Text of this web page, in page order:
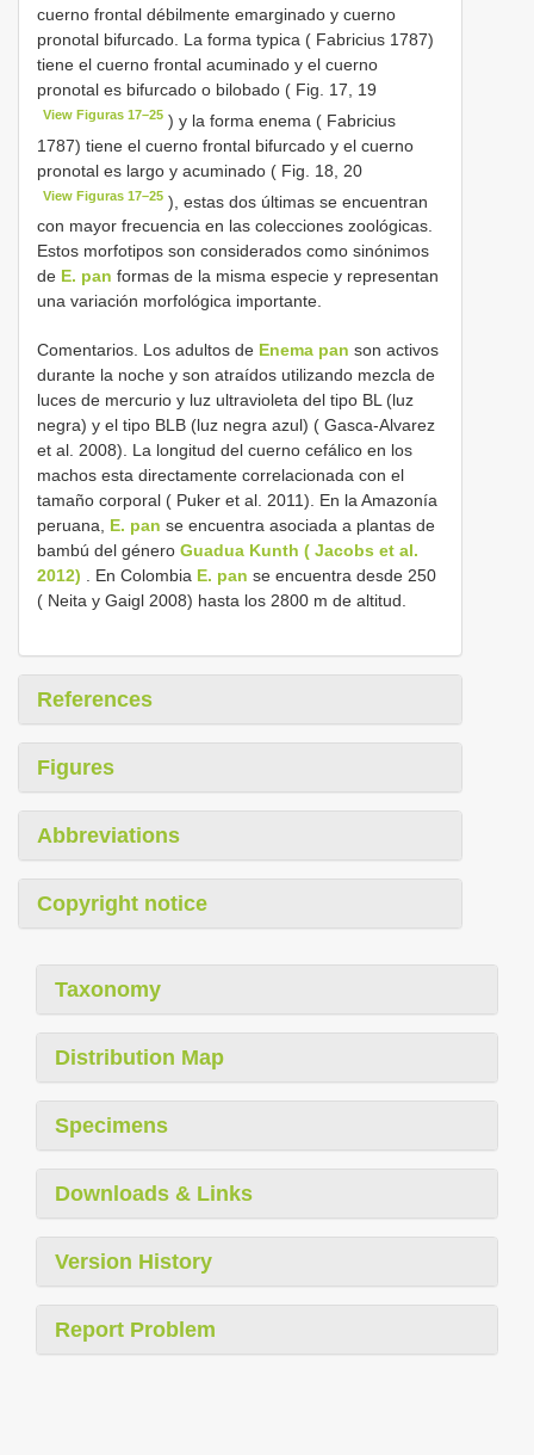
cuerno frontal débilmente emarginado y cuerno
pronotal bifurcado. La forma typica ( Fabricius 1787)
tiene el cuerno frontal acuminado y el cuerno
pronotal es bifurcado o bilobado ( Fig. 17, 19
View Figuras 17–25 ) y la forma enema ( Fabricius
1787) tiene el cuerno frontal bifurcado y el cuerno
pronotal es largo y acuminado ( Fig. 18, 20
View Figuras 17–25 ), estas dos últimas se encuentran
con mayor frecuencia en las colecciones zoológicas.
Estos morfotipos son considerados como sinónimos
de E. pan formas de la misma especie y representan
una variación morfológica importante.
Comentarios. Los adultos de Enema pan son activos
durante la noche y son atraídos utilizando mezcla de
luces de mercurio y luz ultravioleta del tipo BL (luz
negra) y el tipo BLB (luz negra azul) ( Gasca-Alvarez
et al. 2008). La longitud del cuerno cefálico en los
machos esta directamente correlacionada con el
tamaño corporal ( Puker et al. 2011). En la Amazonía
peruana, E. pan se encuentra asociada a plantas de
bambú del género Guadua Kunth ( Jacobs et al.
2012) . En Colombia E. pan se encuentra desde 250
( Neita y Gaigl 2008) hasta los 2800 m de altitud.
References
Figures
Abbreviations
Copyright notice
Taxonomy
Distribution Map
Specimens
Downloads & Links
Version History
Report Problem